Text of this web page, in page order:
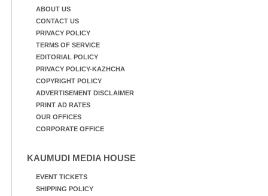
ABOUT US
CONTACT US
PRIVACY POLICY
TERMS OF SERVICE
EDITORIAL POLICY
PRIVACY POLICY-KAZHCHA
COPYRIGHT POLICY
ADVERTISEMENT DISCLAIMER
PRINT AD RATES
OUR OFFICES
CORPORATE OFFICE
KAUMUDI MEDIA HOUSE
EVENT TICKETS
SHIPPING POLICY